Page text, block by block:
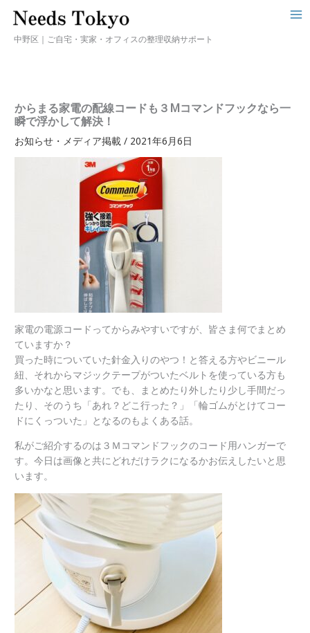
中野区｜ご自宅・実家・オフィスの整理収納サポート
からまる家電の配線コードも３Mコマンドフックなら一
瞬で浮かして解決！
お知らせ・メディア掲載/ 2021年6月6日
家電の電源コードってからみやすいですが、皆さま何でまとめ
ていますか？
買った時についていた針金入りのやつ！と答える方やビニール
紐、それからマジックテープがついたベルトを使っている方も
多いかなと思います。でも、まとめたり外したり少し手間だっ
たり、そのうち「あれ？どこ行った？」「輪ゴムがとけてコー
ドにくっついた」となるのもよくある話。
私がご紹介するのは３Ｍコマンドフックのコード用ハンガーで
す。今日は画像と共にどれだけラクになるかお伝えしたいと思
います。